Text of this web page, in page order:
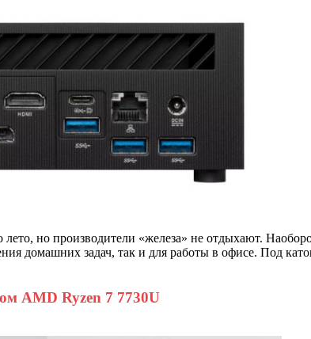
лето, но производители «железа» не отдыхают.
домашних задач, так и для работы в офисе. Под
AMD Ryzen 7 7730U